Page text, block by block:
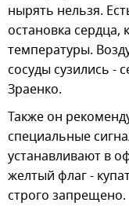
нырять нельзя.
остановка сердца,
температуры.
сосуды сузились -
Зраенко.
Также он
специальные
устанавливают в
желтый флаг -
строго запрещено.